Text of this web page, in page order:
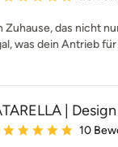
Zuhause, das nicht
was dein Antrieb
|
10